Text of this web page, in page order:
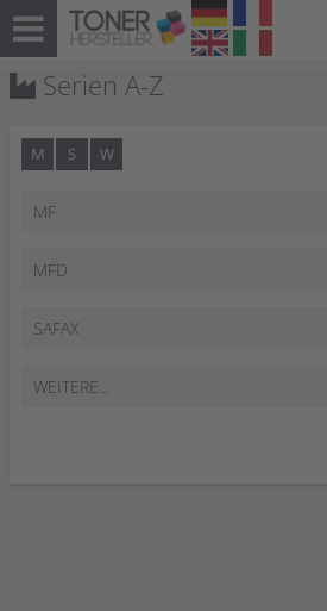
Serien A-Z
M S W
MF
MFD
SAFAX
WEITERE...